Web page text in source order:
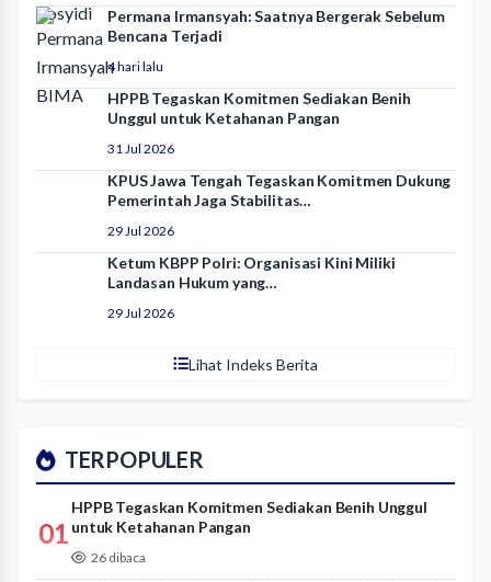
Permana Irmansyah: Saatnya Bergerak Sebelum
Bencana Terjadi
4 hari lalu
HPPB Tegaskan Komitmen Sediakan Benih
Unggul untuk Ketahanan Pangan
31 Jul 2026
KPUS Jawa Tengah Tegaskan Komitmen Dukung
Pemerintah Jaga Stabilitas…
29 Jul 2026
Ketum KBPP Polri: Organisasi Kini Miliki
Landasan Hukum yang…
29 Jul 2026
Lihat Indeks Berita
TERPOPULER
01
HPPB Tegaskan Komitmen Sediakan Benih Unggul
untuk Ketahanan Pangan
26 dibaca